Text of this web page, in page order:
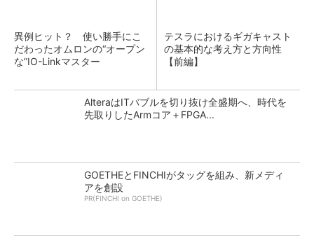
異例ヒット？ 使い勝手にこ
だわったオムロンの“オープン
な”IO-Linkマスター
テスラにおけるギガキャスト
の基本的な考え方と方向性
【前編】
AlteraはITバブルを切り抜け全盛期へ、時代を
先取りしたArmコア＋FPGA...
GOETHEとFINCHIがタッグを組み、新メディ
アを創設
PR(FINCHI on GOETHE)